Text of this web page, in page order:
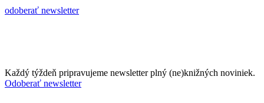
odoberať newsletter
Každý týždeň pripravujeme newsletter plný (ne)knižných noviniek.
Odoberať newsletter